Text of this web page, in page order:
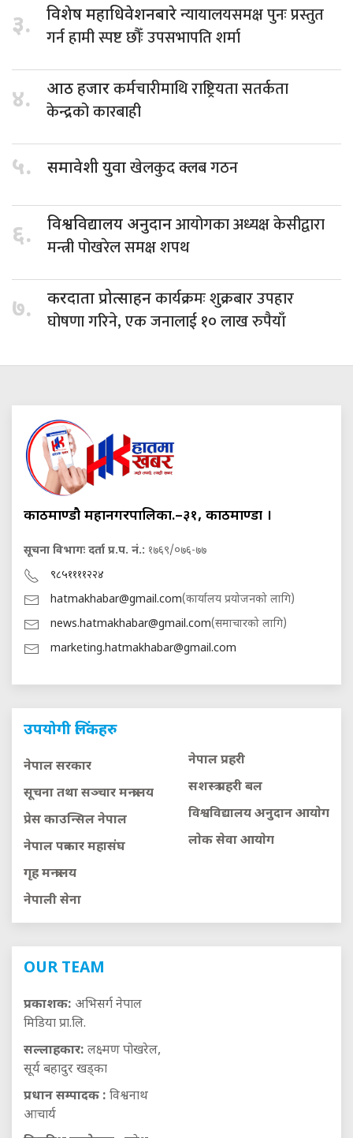
३. विशेष महाधिवेशनबारेन्यायालयसमक्ष पुनः प्रस्तुत
गर्न हामी स्पष्ट छौँः उपसभापति शर्मा
४. आठ हजारकर्मचारीमाथि राष्ट्रियता सतर्कता
केन्द्रको कारबाही
५. समावेशी युवाखेलकुद क्लब गठन
६. विश्वविद्यालय अनुदानआयोगका अध्यक्ष केसीद्वारा
मन्त्री पोखरेल समक्ष शपथ
७. करदाता प्रोत्साहनकार्यक्रमः शुक्रबार उपहार
घोषणा गरिने, एक जनालाई १० लाख रुपैयाँ
काठमाण्डौ महानगरपालिका.–३१, काठमाण्डौं ।
सूचना विभागः दर्ता प्र.प. नं.: १७६९/०७६-७७
९८५११११२२४
hatmakhabar@gmail.com(कार्यालय प्रयोजनको लागि)
news.hatmakhabar@gmail.com(समाचारको लागि)
marketing.hatmakhabar@gmail.com
उपयोगी लिंकहरु
नेपाल सरकार
सूचना तथा सञ्चार मन्त्रालय
प्रेस काउन्सिल नेपाल
नेपाल पत्रकार महासंघ
गृह मन्त्रालय
नेपाली सेना
नेपाल प्रहरी
सशस्त्र प्रहरी बल
विश्वविद्यालय अनुदान आयाेग
लाेक सेवा आयाेग
OUR TEAM
प्रकाशक: अभिसर्ग नेपाल
मिडिया प्रा.लि.
सल्लाहकार: लक्ष्मण पोखरेल,
सूर्य बहादुर खड्का
प्रधान सम्पादक : विश्वनाथ
आचार्य